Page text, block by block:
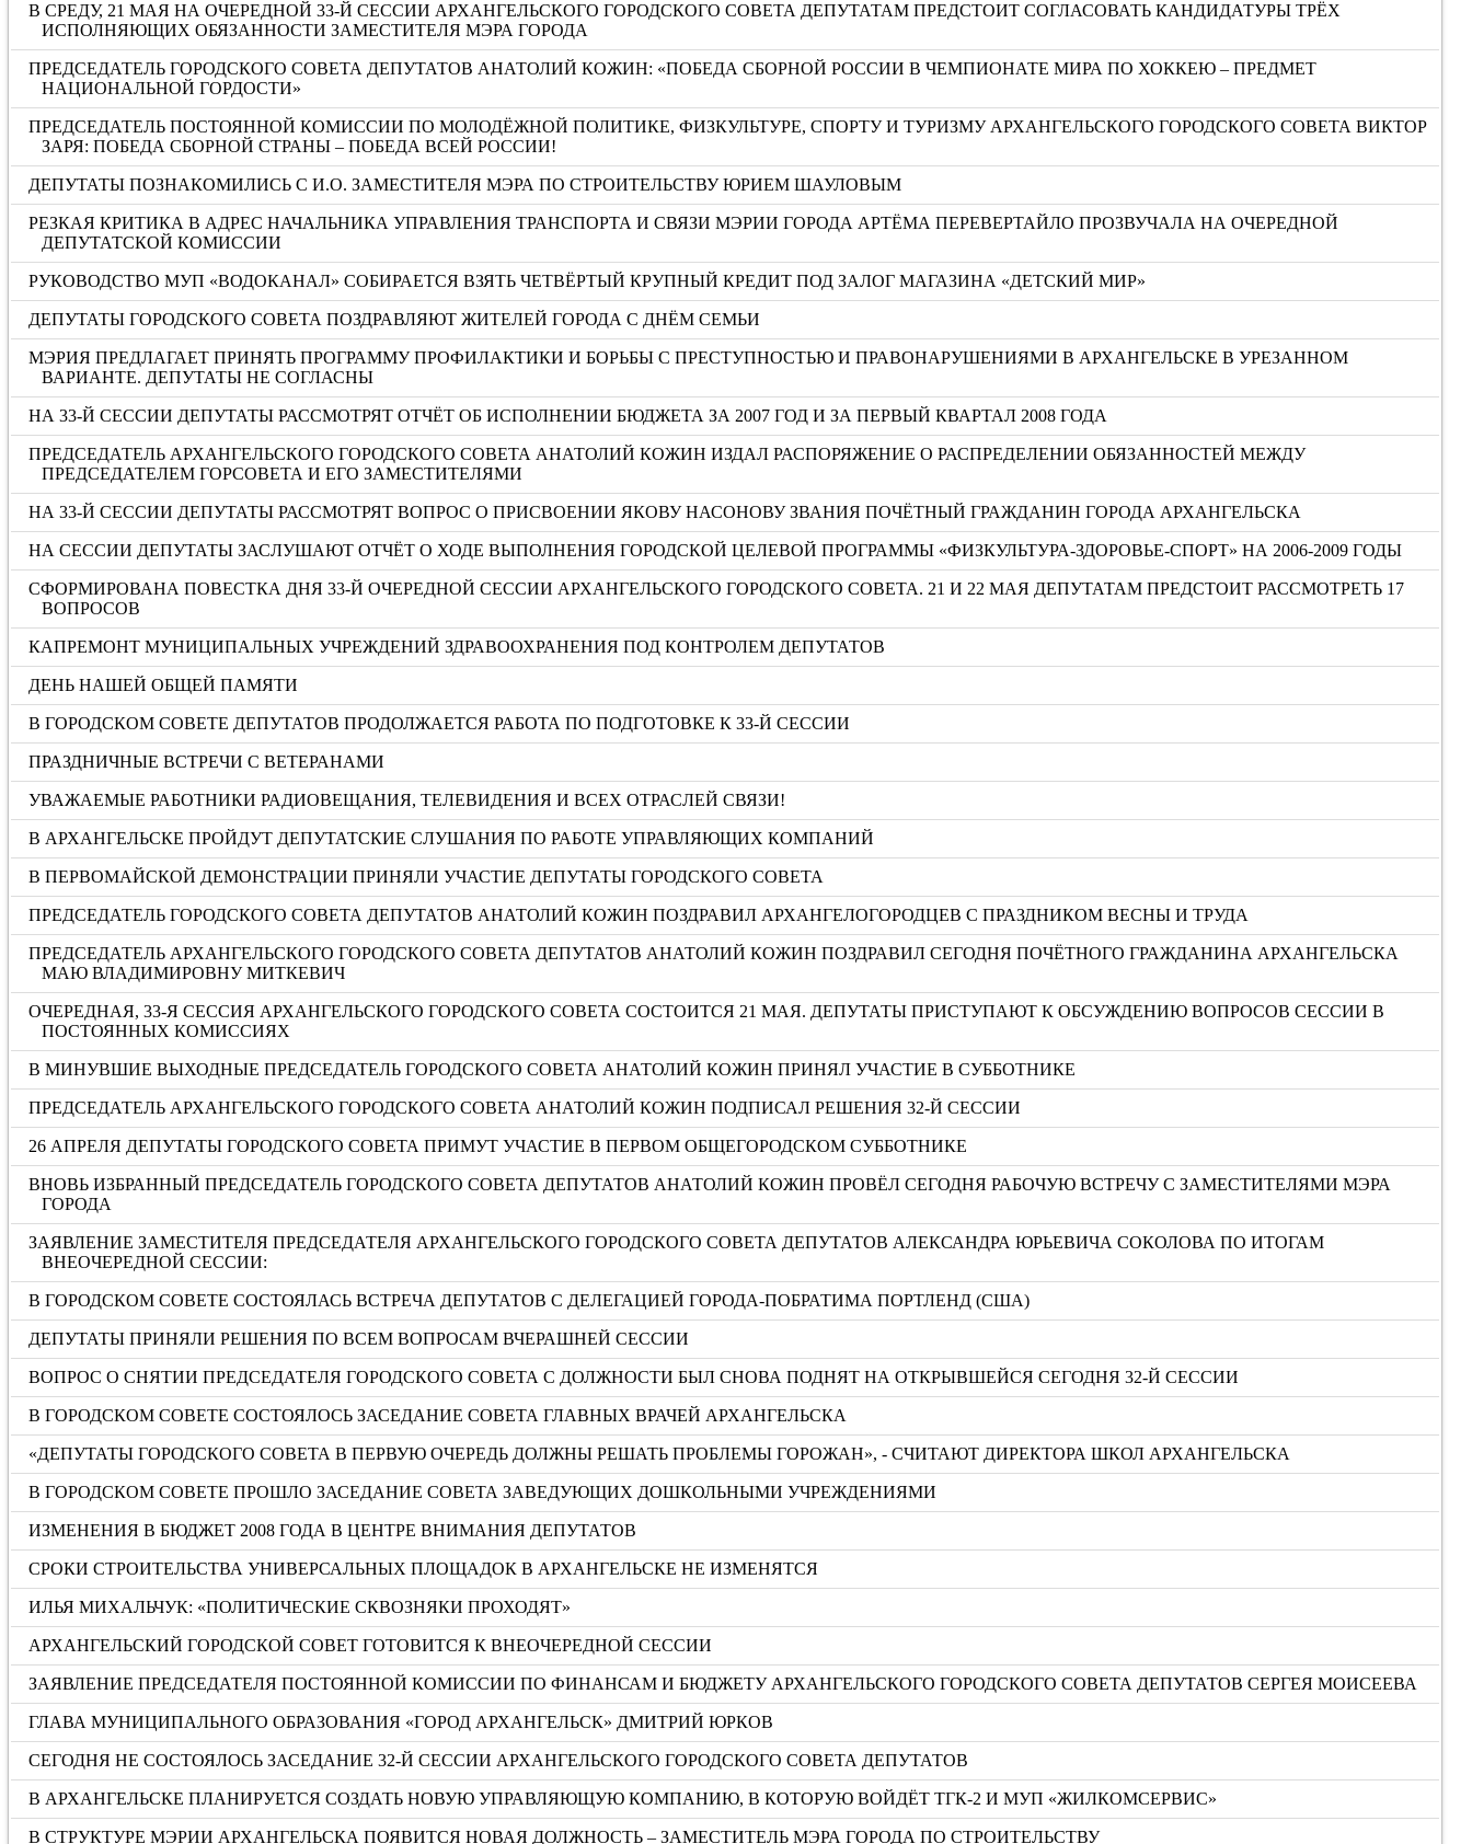
В СРЕДУ, 21 МАЯ НА ОЧЕРЕДНОЙ 33-Й СЕССИИ АРХАНГЕЛЬСКОГО ГОРОДСКОГО СОВЕТА ДЕПУТАТАМ ПРЕДСТОИТ СОГЛАСОВАТЬ КАНДИДАТУРЫ ТРЁХ
ИСПОЛНЯЮЩИХ ОБЯЗАННОСТИ ЗАМЕСТИТЕЛЯ МЭРА ГОРОДА
ПРЕДСЕДАТЕЛЬ ГОРОДСКОГО СОВЕТА ДЕПУТАТОВ АНАТОЛИЙ КОЖИН: «ПОБЕДА СБОРНОЙ РОССИИ В ЧЕМПИОНАТЕ МИРА ПО ХОККЕЮ – ПРЕДМЕТ
НАЦИОНАЛЬНОЙ ГОРДОСТИ»
ПРЕДСЕДАТЕЛЬ ПОСТОЯННОЙ КОМИССИИ ПО МОЛОДЁЖНОЙ ПОЛИТИКЕ, ФИЗКУЛЬТУРЕ, СПОРТУ И ТУРИЗМУ АРХАНГЕЛЬСКОГО ГОРОДСКОГО СОВЕТА ВИКТОР
ЗАРЯ: ПОБЕДА СБОРНОЙ СТРАНЫ – ПОБЕДА ВСЕЙ РОССИИ!
ДЕПУТАТЫ ПОЗНАКОМИЛИСЬ С И.О. ЗАМЕСТИТЕЛЯ МЭРА ПО СТРОИТЕЛЬСТВУ ЮРИЕМ ШАУЛОВЫМ
РЕЗКАЯ КРИТИКА В АДРЕС НАЧАЛЬНИКА УПРАВЛЕНИЯ ТРАНСПОРТА И СВЯЗИ МЭРИИ ГОРОДА АРТЁМА ПЕРЕВЕРТАЙЛО ПРОЗВУЧАЛА НА ОЧЕРЕДНОЙ
ДЕПУТАТСКОЙ КОМИССИИ
РУКОВОДСТВО МУП «ВОДОКАНАЛ» СОБИРАЕТСЯ ВЗЯТЬ ЧЕТВЁРТЫЙ КРУПНЫЙ КРЕДИТ ПОД ЗАЛОГ МАГАЗИНА «ДЕТСКИЙ МИР»
ДЕПУТАТЫ ГОРОДСКОГО СОВЕТА ПОЗДРАВЛЯЮТ ЖИТЕЛЕЙ ГОРОДА С ДНЁМ СЕМЬИ
МЭРИЯ ПРЕДЛАГАЕТ ПРИНЯТЬ ПРОГРАММУ ПРОФИЛАКТИКИ И БОРЬБЫ С ПРЕСТУПНОСТЬЮ И ПРАВОНАРУШЕНИЯМИ В АРХАНГЕЛЬСКЕ В УРЕЗАННОМ
ВАРИАНТЕ. ДЕПУТАТЫ НЕ СОГЛАСНЫ
НА 33-Й СЕССИИ ДЕПУТАТЫ РАССМОТРЯТ ОТЧЁТ ОБ ИСПОЛНЕНИИ БЮДЖЕТА ЗА 2007 ГОД И ЗА ПЕРВЫЙ КВАРТАЛ 2008 ГОДА
ПРЕДСЕДАТЕЛЬ АРХАНГЕЛЬСКОГО ГОРОДСКОГО СОВЕТА АНАТОЛИЙ КОЖИН ИЗДАЛ РАСПОРЯЖЕНИЕ О РАСПРЕДЕЛЕНИИ ОБЯЗАННОСТЕЙ МЕЖДУ
ПРЕДСЕДАТЕЛЕМ ГОРСОВЕТА И ЕГО ЗАМЕСТИТЕЛЯМИ
НА 33-Й СЕССИИ ДЕПУТАТЫ РАССМОТРЯТ ВОПРОС О ПРИСВОЕНИИ ЯКОВУ НАСОНОВУ ЗВАНИЯ ПОЧЁТНЫЙ ГРАЖДАНИН ГОРОДА АРХАНГЕЛЬСКА
НА СЕССИИ ДЕПУТАТЫ ЗАСЛУШАЮТ ОТЧЁТ О ХОДЕ ВЫПОЛНЕНИЯ ГОРОДСКОЙ ЦЕЛЕВОЙ ПРОГРАММЫ «ФИЗКУЛЬТУРА-ЗДОРОВЬЕ-СПОРТ» НА 2006-2009 ГОДЫ
СФОРМИРОВАНА ПОВЕСТКА ДНЯ 33-Й ОЧЕРЕДНОЙ СЕССИИ АРХАНГЕЛЬСКОГО ГОРОДСКОГО СОВЕТА. 21 И 22 МАЯ ДЕПУТАТАМ ПРЕДСТОИТ РАССМОТРЕТЬ 17
ВОПРОСОВ
КАПРЕМОНТ МУНИЦИПАЛЬНЫХ УЧРЕЖДЕНИЙ ЗДРАВООХРАНЕНИЯ ПОД КОНТРОЛЕМ ДЕПУТАТОВ
ДЕНЬ НАШЕЙ ОБЩЕЙ ПАМЯТИ
В ГОРОДСКОМ СОВЕТЕ ДЕПУТАТОВ ПРОДОЛЖАЕТСЯ РАБОТА ПО ПОДГОТОВКЕ К 33-Й СЕССИИ
ПРАЗДНИЧНЫЕ ВСТРЕЧИ С ВЕТЕРАНАМИ
УВАЖАЕМЫЕ РАБОТНИКИ РАДИОВЕЩАНИЯ, ТЕЛЕВИДЕНИЯ И ВСЕХ ОТРАСЛЕЙ СВЯЗИ!
В АРХАНГЕЛЬСКЕ ПРОЙДУТ ДЕПУТАТСКИЕ СЛУШАНИЯ ПО РАБОТЕ УПРАВЛЯЮЩИХ КОМПАНИЙ
В ПЕРВОМАЙСКОЙ ДЕМОНСТРАЦИИ ПРИНЯЛИ УЧАСТИЕ ДЕПУТАТЫ ГОРОДСКОГО СОВЕТА
ПРЕДСЕДАТЕЛЬ ГОРОДСКОГО СОВЕТА ДЕПУТАТОВ АНАТОЛИЙ КОЖИН ПОЗДРАВИЛ АРХАНГЕЛОГОРОДЦЕВ С ПРАЗДНИКОМ ВЕСНЫ И ТРУДА
ПРЕДСЕДАТЕЛЬ АРХАНГЕЛЬСКОГО ГОРОДСКОГО СОВЕТА ДЕПУТАТОВ АНАТОЛИЙ КОЖИН ПОЗДРАВИЛ СЕГОДНЯ ПОЧЁТНОГО ГРАЖДАНИНА АРХАНГЕЛЬСКА
МАЮ ВЛАДИМИРОВНУ МИТКЕВИЧ
ОЧЕРЕДНАЯ, 33-Я СЕССИЯ АРХАНГЕЛЬСКОГО ГОРОДСКОГО СОВЕТА СОСТОИТСЯ 21 МАЯ. ДЕПУТАТЫ ПРИСТУПАЮТ К ОБСУЖДЕНИЮ ВОПРОСОВ СЕССИИ В
ПОСТОЯННЫХ КОМИССИЯХ
В МИНУВШИЕ ВЫХОДНЫЕ ПРЕДСЕДАТЕЛЬ ГОРОДСКОГО СОВЕТА АНАТОЛИЙ КОЖИН ПРИНЯЛ УЧАСТИЕ В СУББОТНИКЕ
ПРЕДСЕДАТЕЛЬ АРХАНГЕЛЬСКОГО ГОРОДСКОГО СОВЕТА АНАТОЛИЙ КОЖИН ПОДПИСАЛ РЕШЕНИЯ 32-Й СЕССИИ
26 АПРЕЛЯ ДЕПУТАТЫ ГОРОДСКОГО СОВЕТА ПРИМУТ УЧАСТИЕ В ПЕРВОМ ОБЩЕГОРОДСКОМ СУББОТНИКЕ
ВНОВЬ ИЗБРАННЫЙ ПРЕДСЕДАТЕЛЬ ГОРОДСКОГО СОВЕТА ДЕПУТАТОВ АНАТОЛИЙ КОЖИН ПРОВЁЛ СЕГОДНЯ РАБОЧУЮ ВСТРЕЧУ С ЗАМЕСТИТЕЛЯМИ МЭРА
ГОРОДА
ЗАЯВЛЕНИЕ ЗАМЕСТИТЕЛЯ ПРЕДСЕДАТЕЛЯ АРХАНГЕЛЬСКОГО ГОРОДСКОГО СОВЕТА ДЕПУТАТОВ АЛЕКСАНДРА ЮРЬЕВИЧА СОКОЛОВА ПО ИТОГАМ
ВНЕОЧЕРЕДНОЙ СЕССИИ:
В ГОРОДСКОМ СОВЕТЕ СОСТОЯЛАСЬ ВСТРЕЧА ДЕПУТАТОВ С ДЕЛЕГАЦИЕЙ ГОРОДА-ПОБРАТИМА ПОРТЛЕНД (США)
ДЕПУТАТЫ ПРИНЯЛИ РЕШЕНИЯ ПО ВСЕМ ВОПРОСАМ ВЧЕРАШНЕЙ СЕССИИ
ВОПРОС О СНЯТИИ ПРЕДСЕДАТЕЛЯ ГОРОДСКОГО СОВЕТА С ДОЛЖНОСТИ БЫЛ СНОВА ПОДНЯТ НА ОТКРЫВШЕЙСЯ СЕГОДНЯ 32-Й СЕССИИ
В ГОРОДСКОМ СОВЕТЕ СОСТОЯЛОСЬ ЗАСЕДАНИЕ СОВЕТА ГЛАВНЫХ ВРАЧЕЙ АРХАНГЕЛЬСКА
«ДЕПУТАТЫ ГОРОДСКОГО СОВЕТА В ПЕРВУЮ ОЧЕРЕДЬ ДОЛЖНЫ РЕШАТЬ ПРОБЛЕМЫ ГОРОЖАН», - СЧИТАЮТ ДИРЕКТОРА ШКОЛ АРХАНГЕЛЬСКА
В ГОРОДСКОМ СОВЕТЕ ПРОШЛО ЗАСЕДАНИЕ СОВЕТА ЗАВЕДУЮЩИХ ДОШКОЛЬНЫМИ УЧРЕЖДЕНИЯМИ
ИЗМЕНЕНИЯ В БЮДЖЕТ 2008 ГОДА В ЦЕНТРЕ ВНИМАНИЯ ДЕПУТАТОВ
СРОКИ СТРОИТЕЛЬСТВА УНИВЕРСАЛЬНЫХ ПЛОЩАДОК В АРХАНГЕЛЬСКЕ НЕ ИЗМЕНЯТСЯ
ИЛЬЯ МИХАЛЬЧУК: «ПОЛИТИЧЕСКИЕ СКВОЗНЯКИ ПРОХОДЯТ»
АРХАНГЕЛЬСКИЙ ГОРОДСКОЙ СОВЕТ ГОТОВИТСЯ К ВНЕОЧЕРЕДНОЙ СЕССИИ
ЗАЯВЛЕНИЕ ПРЕДСЕДАТЕЛЯ ПОСТОЯННОЙ КОМИССИИ ПО ФИНАНСАМ И БЮДЖЕТУ АРХАНГЕЛЬСКОГО ГОРОДСКОГО СОВЕТА ДЕПУТАТОВ СЕРГЕЯ МОИСЕЕВА
ГЛАВА МУНИЦИПАЛЬНОГО ОБРАЗОВАНИЯ «ГОРОД АРХАНГЕЛЬСК» ДМИТРИЙ ЮРКОВ
СЕГОДНЯ НЕ СОСТОЯЛОСЬ ЗАСЕДАНИЕ 32-Й СЕССИИ АРХАНГЕЛЬСКОГО ГОРОДСКОГО СОВЕТА ДЕПУТАТОВ
В АРХАНГЕЛЬСКЕ ПЛАНИРУЕТСЯ СОЗДАТЬ НОВУЮ УПРАВЛЯЮЩУЮ КОМПАНИЮ, В КОТОРУЮ ВОЙДЁТ ТГК-2 И МУП «ЖИЛКОМСЕРВИС»
В СТРУКТУРЕ МЭРИИ АРХАНГЕЛЬСКА ПОЯВИТСЯ НОВАЯ ДОЛЖНОСТЬ – ЗАМЕСТИТЕЛЬ МЭРА ГОРОДА ПО СТРОИТЕЛЬСТВУ